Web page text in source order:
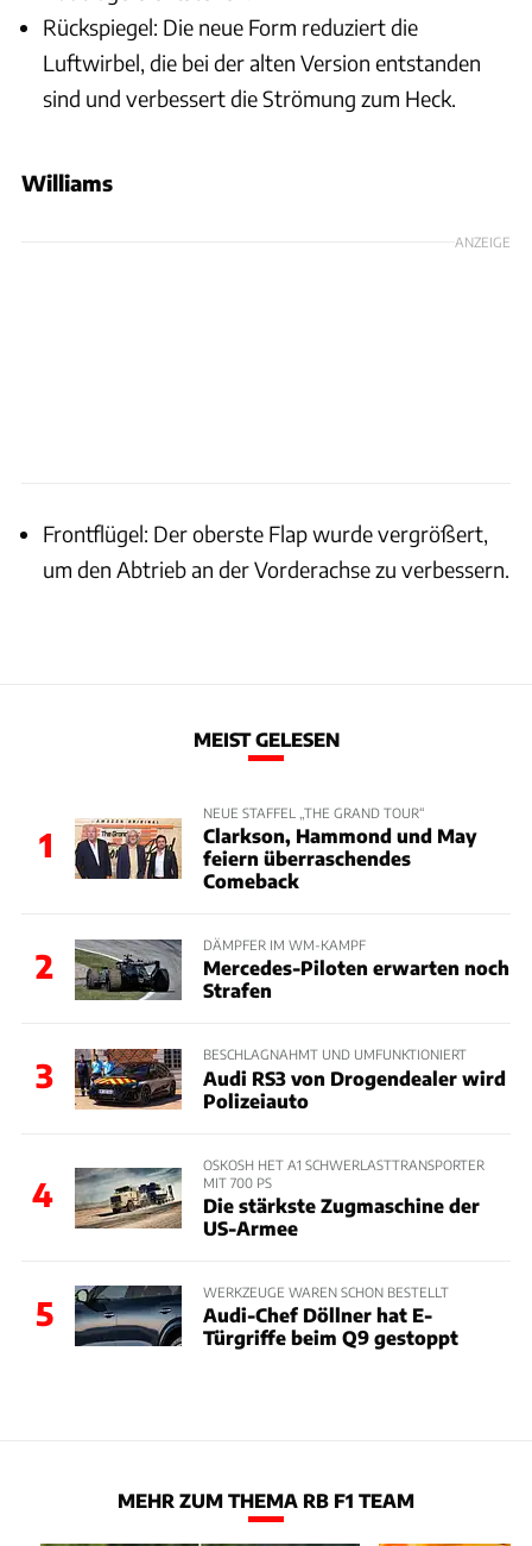
Rückspiegel: Die neue Form reduziert die
Luftwirbel, die bei der alten Version entstanden
sind und verbessert die Strömung zum Heck.
Williams
ANZEIGE
Frontflügel: Der oberste Flap wurde vergrößert,
um den Abtrieb an der Vorderachse zu verbessern.
MEIST GELESEN
1
NEUE STAFFEL „THE GRAND TOUR“
Clarkson, Hammond und May
feiern überraschendes
Comeback
2
DÄMPFER IM WM-KAMPF
Mercedes-Piloten erwarten noch
Strafen
3
BESCHLAGNAHMT UND UMFUNKTIONIERT
Audi RS3 von Drogendealer wird
Polizeiauto
4
OSKOSH HET A1 SCHWERLASTTRANSPORTER
MIT 700 PS
Die stärkste Zugmaschine der
US-Armee
5
WERKZEUGE WAREN SCHON BESTELLT
Audi-Chef Döllner hat E-
Türgriffe beim Q9 gestoppt
MEHR ZUM THEMA RB F1 TEAM